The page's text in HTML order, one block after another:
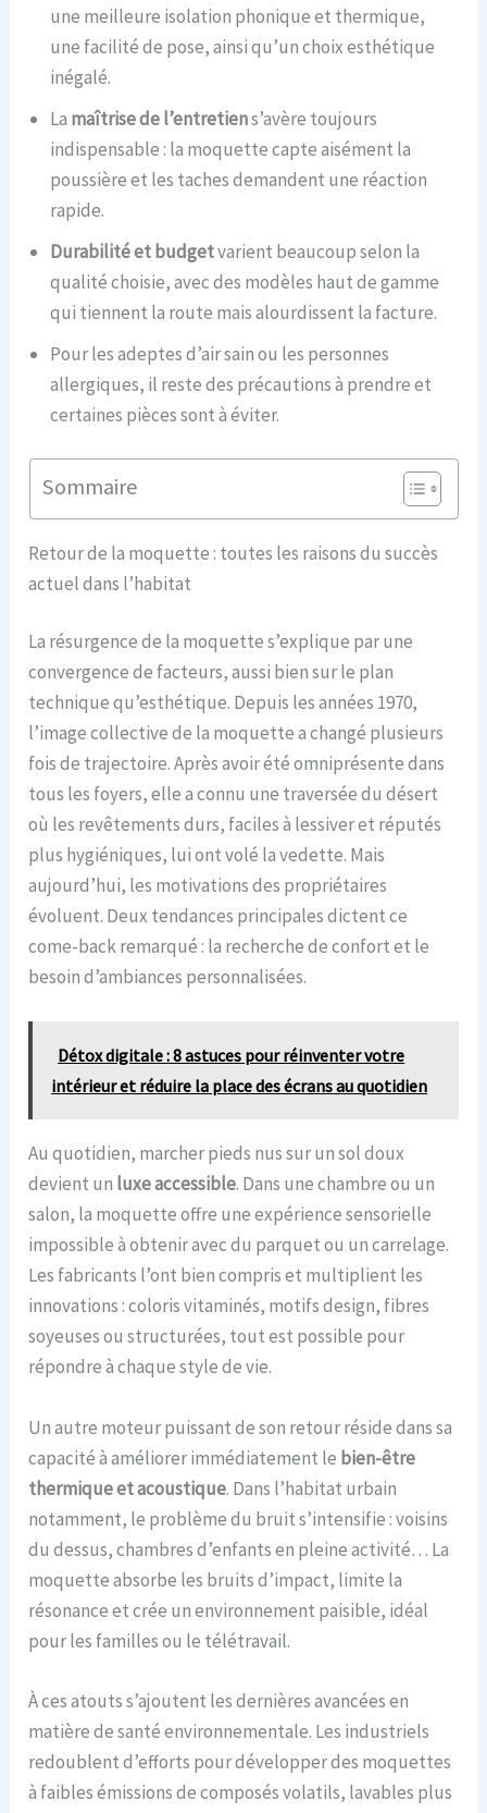
une meilleure isolation phonique et thermique,
une facilité de pose, ainsi qu’un choix esthétique
inégalé.
La maîtrise de l’entretiens’avère toujours
indispensable : la moquette capte aisément la
poussière et les taches demandent une réaction
rapide.
Durabilité et budgetvarient beaucoup selon la
qualité choisie, avec des modèles haut de gamme
qui tiennent la route mais alourdissent la facture.
Pour les adeptes d’air sain ou les personnes
allergiques, il reste des précautions à prendre et
certaines pièces sont à éviter.
Sommaire
Retour de la moquette : toutes les raisons du succès
actuel dans l’habitat
La résurgence de la moquette s’explique par une
convergence de facteurs, aussi bien sur le plan
technique qu’esthétique. Depuis les années 1970,
l’image collective de la moquette a changé plusieurs
fois de trajectoire. Après avoir été omniprésente dans
tous les foyers, elle a connu une traversée du désert
où les revêtements durs, faciles à lessiver et réputés
plus hygiéniques, lui ont volé la vedette. Mais
aujourd’hui, les motivations des propriétaires
évoluent. Deux tendances principales dictent ce
come-back remarqué : la recherche de confort et le
besoin d’ambiances personnalisées.
Détox digitale : 8 astuces pour réinventer votre
intérieur et réduire la place des écrans au quotidien
Au quotidien, marcher pieds nus sur un sol doux
devient un luxe accessible. Dans une chambre ou un
salon, la moquette offre une expérience sensorielle
impossible à obtenir avec du parquet ou un carrelage.
Les fabricants l’ont bien compris et multiplient les
innovations : coloris vitaminés, motifs design, fibres
soyeuses ou structurées, tout est possible pour
répondre à chaque style de vie.
Un autre moteur puissant de son retour réside dans sa
capacité à améliorer immédiatement le bien-être
thermique et acoustique. Dans l’habitat urbain
notamment, le problème du bruit s’intensifie : voisins
du dessus, chambres d’enfants en pleine activité… La
moquette absorbe les bruits d’impact, limite la
résonance et crée un environnement paisible, idéal
pour les familles ou le télétravail.
À ces atouts s’ajoutent les dernières avancées en
matière de santé environnementale. Les industriels
redoublent d’efforts pour développer des moquettes
à faibles émissions de composés volatils, lavables plus